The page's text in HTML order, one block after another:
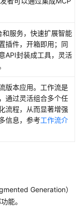
服务，快速扩展智能
插件，开箱即用；同
API封装成工具，灵活
版本应用。工作流是
通过灵活组合多个任
流程，从而显著增强
信息，参考工作流介
Generation）
能。